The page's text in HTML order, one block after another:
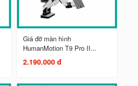
Giá đỡ màn hình
HumanMotion T9 Pro II...
2.190.000 đ